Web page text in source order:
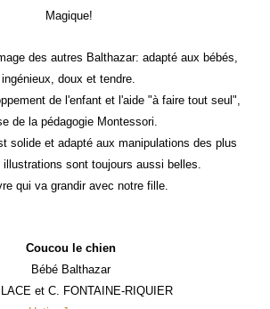
Magique!
des autres Balthazar: adapté aux bébés,
ingénieux, doux et tendre.
de l'enfant et l'aide "à faire tout seul",
de la pédagogie Montessori.
solide et adapté aux manipulations des plus
illustrations sont toujours aussi belles.
qui va grandir avec notre fille.
Coucou le chien
Bébé Balthazar
et C. FONTAINE-RIQUIER